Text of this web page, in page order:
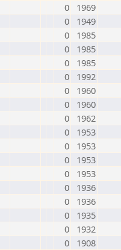
0
1969
0
1949
0
1985
0
1985
0
1985
0
1992
0
1960
0
1960
0
1962
0
1953
0
1953
0
1953
0
1953
0
1936
0
1936
0
1935
0
1932
0
1908